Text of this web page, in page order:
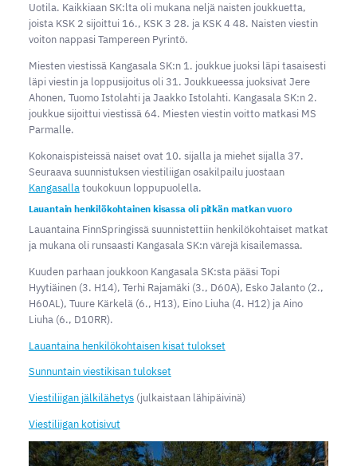
Uotila. Kaikkiaan SK:lta oli mukana neljä naisten joukkuetta,
joista KSK 2 sijoittui 16., KSK 3 28. ja KSK 4 48. Naisten viestin
voiton nappasi Tampereen Pyrintö.
Miesten viestissä Kangasala SK:n 1. joukkue juoksi läpi tasaisesti
läpi viestin ja loppusijoitus oli 31. Joukkueessa juoksivat Jere
Ahonen, Tuomo Istolahti ja Jaakko Istolahti. Kangasala SK:n 2.
joukkue sijoittui viestissä 64. Miesten viestin voitto matkasi MS
Parmalle.
Kokonaispisteissä naiset ovat 10. sijalla ja miehet sijalla 37.
Seuraava suunnistuksen viestiliigan osakilpailu juostaan
Kangasallatoukokuun loppupuolella.
Lauantain henkilökohtainen kisassa oli pitkän matkan vuoro
Lauantaina FinnSpringissä suunnistettiin henkilökohtaiset matkat
ja mukana oli runsaasti Kangasala SK:n värejä kisailemassa.
Kuuden parhaan joukkoon Kangasala SK:sta pääsi Topi
Hyytiäinen (3. H14), Terhi Rajamäki (3., D60A), Esko Jalanto (2.,
H60AL), Tuure Kärkelä (6., H13), Eino Liuha (4. H12) ja Aino
Liuha (6., D10RR).
Lauantaina henkilökohtaisen kisat tulokset
Sunnuntain viestikisan tulokset
Viestiliigan jälkilähetys(julkaistaan lähipäivinä)
Viestiliigan kotisivut